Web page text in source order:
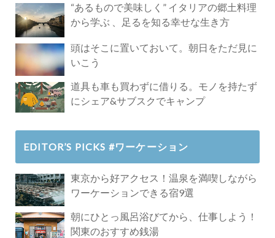
“あるもので美味しく” イタリアの郷土料理
から学ぶ 、足るを知る幸せな生き方
頭はそこに置いておいて。朝日をただ見に
いこう
道具も車も買わずに借りる。モノを持たず
にシェア&サブスクでキャンプ
EDITOR’S PICKS #ワーケーション
東京から好アクセス！温泉を満喫しながら
ワーケーションできる宿9選
朝にひとっ風呂浴びてから、仕事しよう！
関東のおすすめ銭湯